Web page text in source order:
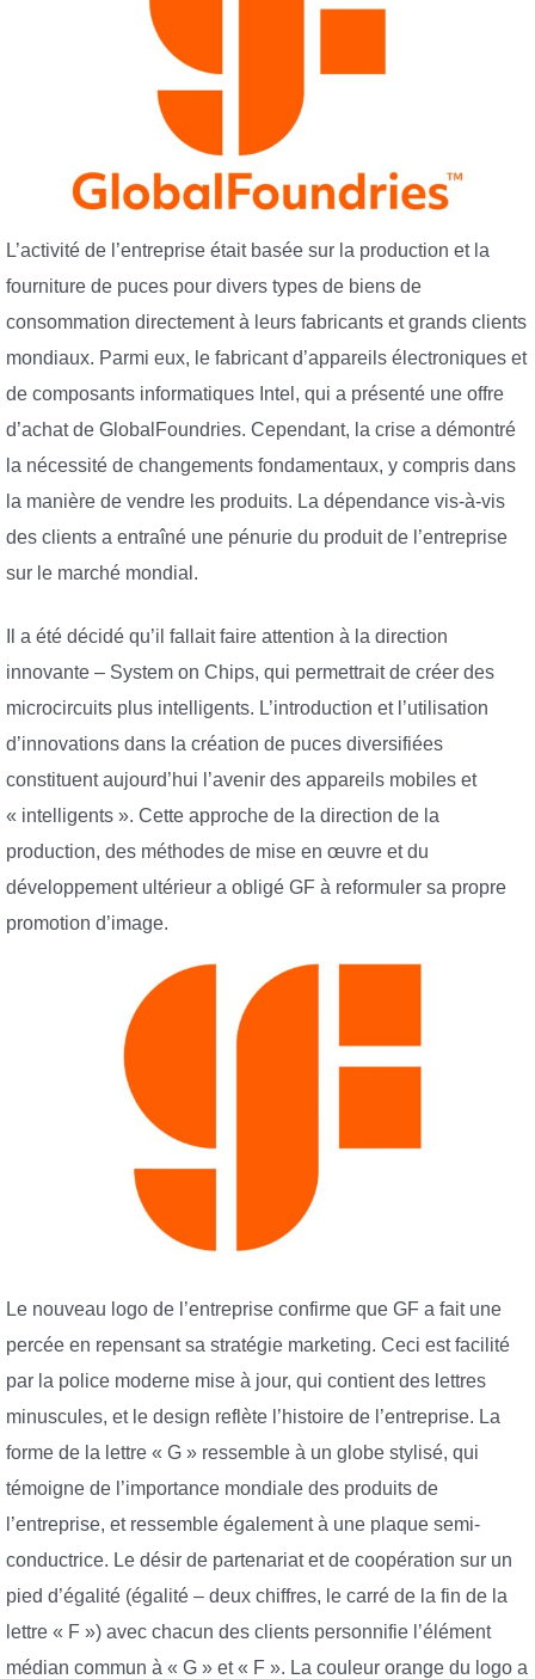
L’activité de l’entreprise était basée sur la production et la
fourniture de puces pour divers types de biens de
consommation directement à leurs fabricants et grands clients
mondiaux. Parmi eux, le fabricant d’appareils électroniques et
de composants informatiques Intel, qui a présenté une offre
d’achat de GlobalFoundries. Cependant, la crise a démontré
la nécessité de changements fondamentaux, y compris dans
la manière de vendre les produits. La dépendance vis-à-vis
des clients a entraîné une pénurie du produit de l’entreprise
sur le marché mondial.
Il a été décidé qu’il fallait faire attention à la direction
innovante – System on Chips, qui permettrait de créer des
microcircuits plus intelligents. L’introduction et l’utilisation
d’innovations dans la création de puces diversifiées
constituent aujourd’hui l’avenir des appareils mobiles et
« intelligents ». Cette approche de la direction de la
production, des méthodes de mise en œuvre et du
développement ultérieur a obligé GF à reformuler sa propre
promotion d’image.
Le nouveau logo de l’entreprise confirme que GF a fait une
percée en repensant sa stratégie marketing. Ceci est facilité
par la police moderne mise à jour, qui contient des lettres
minuscules, et le design reflète l’histoire de l’entreprise. La
forme de la lettre « G » ressemble à un globe stylisé, qui
témoigne de l’importance mondiale des produits de
l’entreprise, et ressemble également à une plaque semi-
conductrice. Le désir de partenariat et de coopération sur un
pied d’égalité (égalité – deux chiffres, le carré de la fin de la
lettre « F ») avec chacun des clients personnifie l’élément
médian commun à « G » et « F ». La couleur orange du logo a